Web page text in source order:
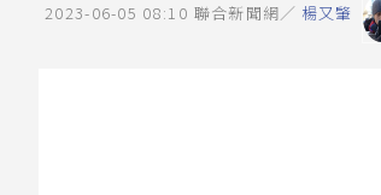
2023-06-05 08:10 聯合新聞網／ 楊又肇